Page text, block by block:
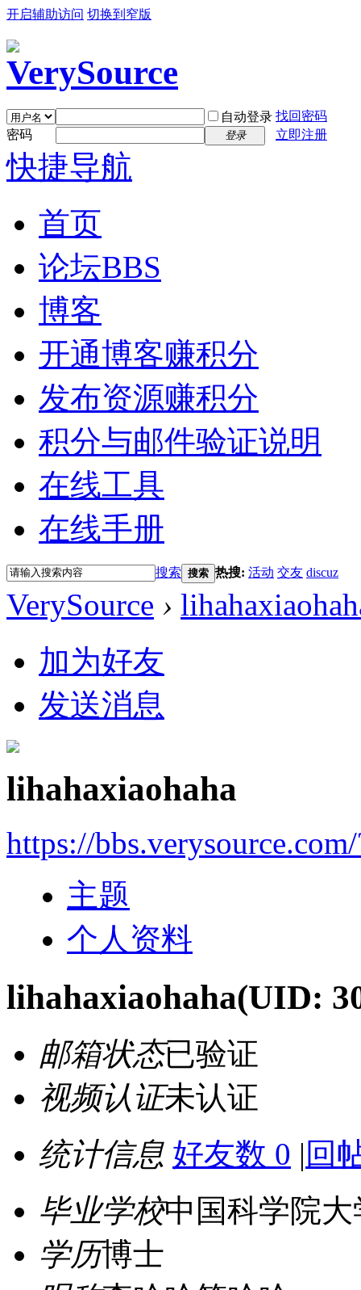
开启辅助访问 切换到窄版
自动登录 找回密码
密码
登录 立即注册
快捷导航
首页
论坛BBS
博客
开通博客赚积分
发布资源赚积分
积分与邮件验证说明
在线工具
在线手册
搜索 搜索 热搜: 活动 交友 discuz
VerySource ›
加为好友
发送消息
lihahaxiaohaha
https://
主题
个人资料
lihahaxiaohaha(UID:
邮箱状态已验证
视频认证未认证
统计信息 好友数 0 | 回
毕业学校中国科学院大
学历博士